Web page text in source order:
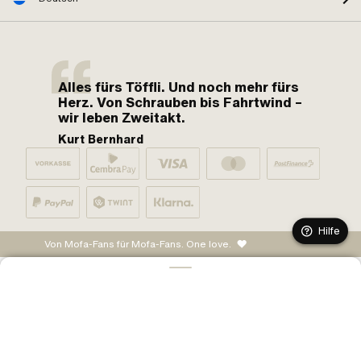
Alles fürs Töffli. Und noch mehr fürs
Herz. Von Schrauben bis Fahrtwind –
wir leben Zweitakt.
Kurt Bernhard
Von Mofa-Fans für Mofa-Fans. One love.
Hilfe